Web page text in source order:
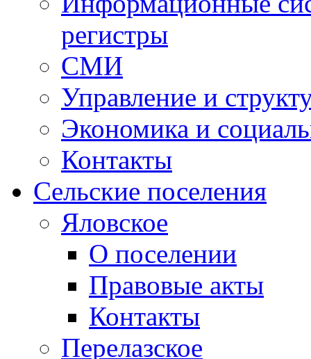
регистры
СМИ
Управление и
Экономика и
Контакты
Сельские поселения
Яловское
О поселении
Правовые акты
Контакты
Перелазское